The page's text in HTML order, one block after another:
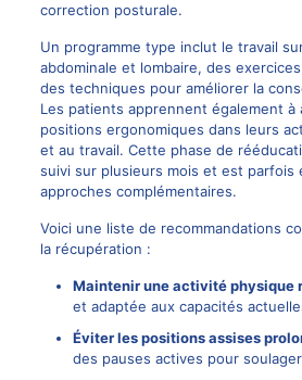
correction posturale.
Un programme type inclut le travail
abdominale et lombaire, des
des techniques pour améliorer la
Les patients apprennent également à
positions ergonomiques dans leurs
et au travail. Cette phase de
suivi sur plusieurs mois et est parfois
approches complémentaires.
Voici une liste de recommandations
la récupération :
Maintenir une activité physique
et adaptée aux capacités
Éviter les positions assises
des pauses actives pour